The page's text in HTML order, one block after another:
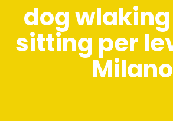
dog
sitting per
Milano